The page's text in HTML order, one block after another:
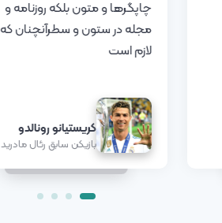
چاپگرها و متون بلکه روزنامه و
مجله در ستون و سطرآنچنان که
لازم است
کریستیانو رونالدو
بازیکن سابق رئال مادرید